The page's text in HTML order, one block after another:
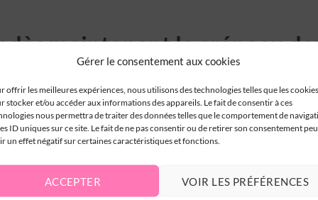
Gérer le consentement aux cookies
offrir les meilleures expériences, nous utilisons des technologies telles que les cookies
stocker et/ou accéder aux informations des appareils. Le fait de consentir à ces
nous permettra de traiter des données telles que le comportement de
ID uniques sur ce site. Le fait de ne pas consentir ou de retirer son consentement
un effet négatif sur certaines caractéristiques et fonctions.
ACCEPTER VOIR LES PRÉFÉRENCES
dès maintenant le créneau
pouvoir venir.
vite et d’ici là, prends soin de toi et de ton